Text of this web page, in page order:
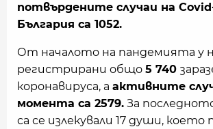
потвърдените случаи на
България са 1052.
От началото на пандемията у
регистрирани общо 5 740
коронавируса, а активните
момента са 2579. За
са се излекували 17 души, което